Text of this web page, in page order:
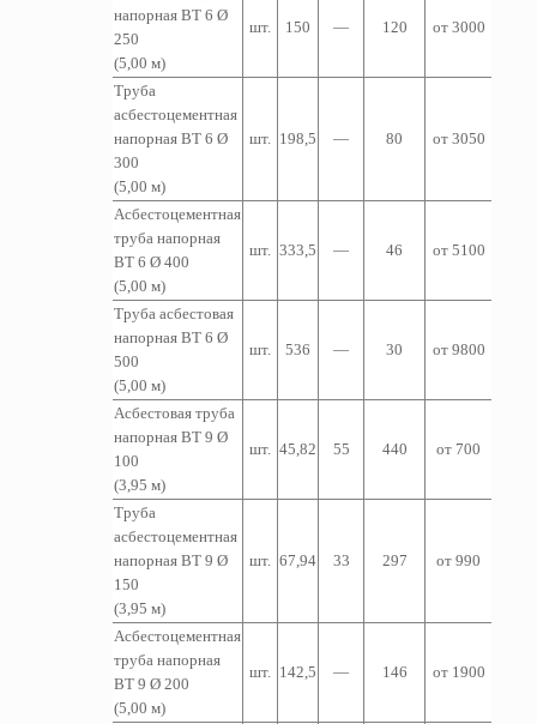
напорная ВТ 6 Ø
250
(5,00 м)
шт. 150 — 120 от 3000
Труба
асбестоцементная
напорная ВТ 6 Ø
300
(5,00 м)
шт. 198,5 — 80 от 3050
Асбестоцементная
трубанапорная
ВТ 6 Ø 400
(5,00 м)
шт. 333,5 — 46 от 5100
Труба асбестовая
напорная ВТ 6 Ø
500
(5,00 м)
шт. 536 — 30 от 9800
Асбестовая труба
напорная ВТ 9 Ø
100
(3,95 м)
шт. 45,82 55 440 от 700
Труба
асбестоцементная
напорная ВТ 9 Ø
150
(3,95 м)
шт. 67,94 33 297 от 990
Асбестоцементная
трубанапорная
ВТ 9 Ø 200
(5,00 м)
шт. 142,5 — 146 от 1900